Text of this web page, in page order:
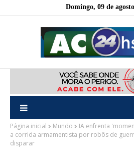
Domingo, 09 de
Página inicial Mundo
IA enfrenta
a corrida armamentista por robôs de
disparar